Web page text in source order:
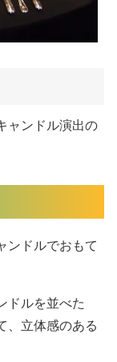
ャンドル演出の
ンドルでおもて
ドルを並べた
、立体感のある